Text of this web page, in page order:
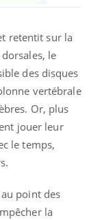
retentit sur la
le
des disques
vertébrale
Or, plus
jouer leur
le temps,
point des
la